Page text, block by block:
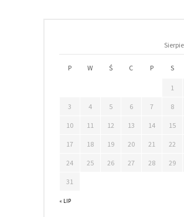
P W Ś C P S
« LIP
1
3 4 5 6 7 8
10 11 12 13 14 15
17 18 19 20 21 22
24 25 26 27 28 29
31